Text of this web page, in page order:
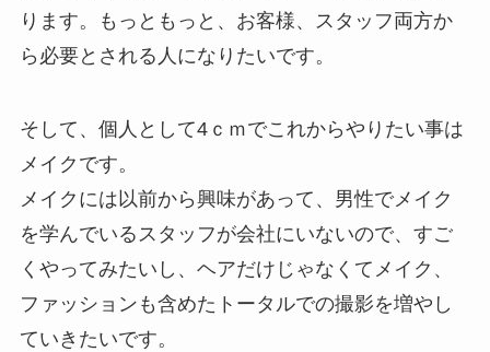
ります。もっともっと、お客様、スタッフ両方か
ら必要とされる人になりたいです。
そして、個人として4ｃｍでこれからやりたい事は
メイクです。
メイクには以前から興味があって、男性でメイク
を学んでいるスタッフが会社にいないので、すご
くやってみたいし、ヘアだけじゃなくてメイク、
ファッションも含めたトータルでの撮影を増やし
ていきたいです。